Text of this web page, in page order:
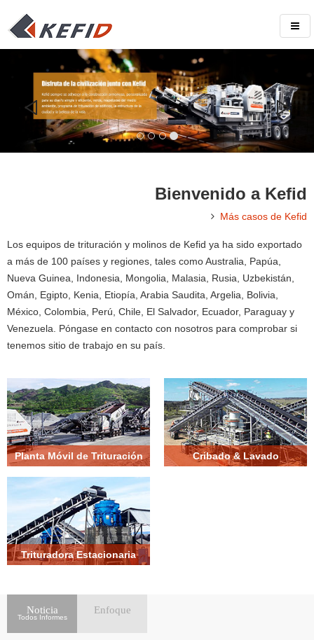
Bienvenido a Kefid
Más casos de Kefid
Los equipos de trituración y molinos de Kefid ya ha sido exportado
a más de 100 países y regiones, tales como Australia, Papúa,
Nueva Guinea, Indonesia, Mongolia, Malasia, Rusia, Uzbekistán,
Omán, Egipto, Kenia, Etiopía, Arabia Saudita, Argelia, Bolivia,
México, Colombia, Perú, Chile, El Salvador, Ecuador, Paraguay y
Venezuela. Póngase en contacto con nosotros para comprobar si
tenemos sitio de trabajo en su país.
Planta Móvil de Trituración Cribado & Lavado
Trituradora Estacionaria
Noticia
Todos Informes
Enfoque